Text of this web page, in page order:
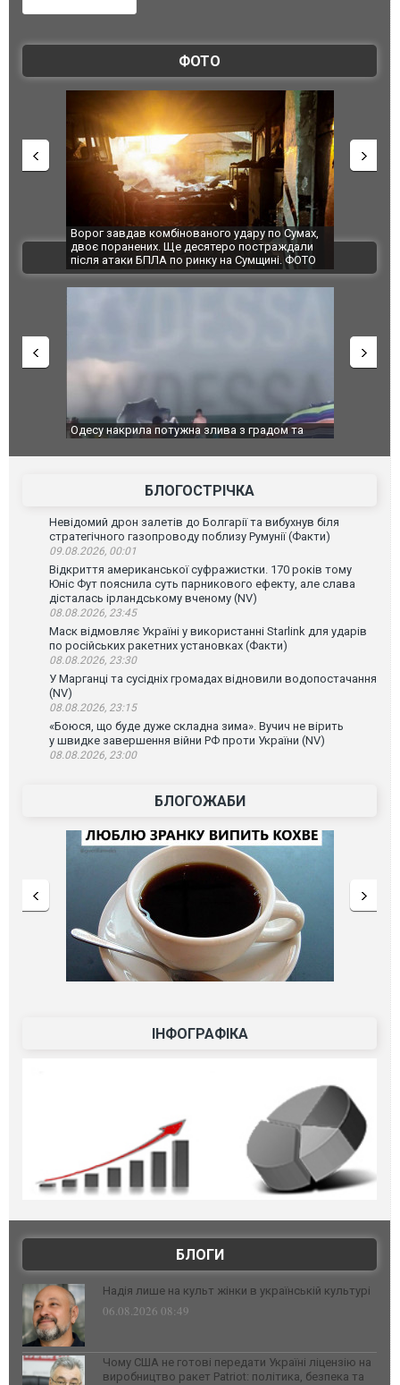
ФОТО
комбінованого удару по Сумах,
Ще десятеро постраждали
БПЛА по ринку на Сумщині. ФОТО
За 2000 кілометрів від кордону з
Єкатеринбурзі після атаки дронів
склад Wildberries. ФОТО. ВІДЕО
ВІДЕО
потужна злива з градом та
Вже вивели на тести: Ferrari готує
позашляховика Purosangue. ВІДЕО
БЛОГОСТРІЧКА
Невідомий дрон залетів до Болгарії та вибухнув біля
стратегічного газопроводу поблизу Румунії (Факти)
09.08.2026, 00:01
Відкриття американської суфражистки. 170 років тому
Юніс Фут пояснила суть парникового ефекту, але слава
дісталась ірландському вченому (NV)
08.08.2026, 23:45
Маск відмовляє Україні у використанні Starlink для ударів
по російських ракетних установках (Факти)
08.08.2026, 23:30
У Марганці та сусідніх громадах відновили водопостачання
(NV)
08.08.2026, 23:15
«Боюся, що буде дуже складна зима». Вучич не вірить
у швидке завершення війни РФ проти України (NV)
08.08.2026, 23:00
БЛОГОЖАБИ
ІНФОГРАФІКА
БЛОГИ
Надія лише на культ жінки в українській культурі
06.08.2026 08:49
Чому США не готові передати Україні ліцензію на
виробництво ракет Patriot: політика, безпека та